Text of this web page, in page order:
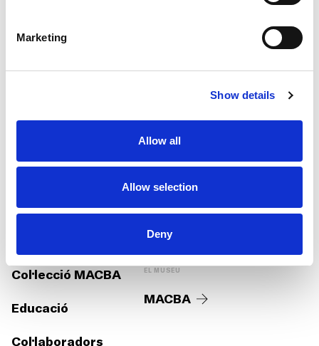
Marketing
Show details
Allow all
Allow selection
Deny
Col·labora amb nosaltres
SECCIONS
Col·lecció MACBA
Educació
Col·laboradors
XARXES SOCIALS
EL MUSEU
MACBA